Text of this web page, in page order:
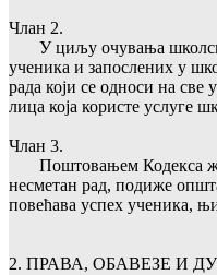
Члан 2.
У циљу очувања школске
ученика и запослених у
рада који се односи на све
лица која користе услуге
Члан 3.
Поштовањем Кодекса
несметан рад, подиже
повећава успех ученика,
2. ПРАВА, ОБАВЕЗЕ И